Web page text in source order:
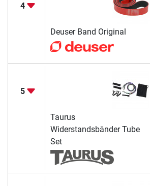
4
Deuser Band Original
5
Taurus
Widerstandsbänder Tube
Set